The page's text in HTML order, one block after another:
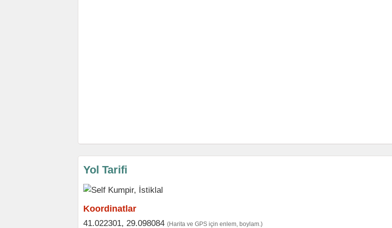
Yol Tarifi
Koordinatlar
41.022301, 29.098084 (Harita ve GPS için enlem, boylam.)